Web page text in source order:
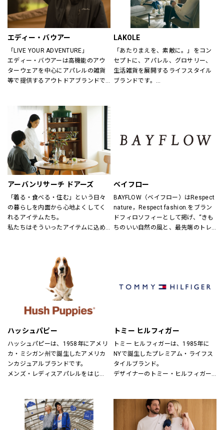
エディー・バウアー
「LIVE YOUR ADVENTURE」
エディー・バウアーは高機能のアウ
ターウェアを中心にアパレルの雑貨
等で提供するアウトドアブランドで
ウアーは人々が「冒険を生きる」こ
とにインスピレーションを与え続け
てきました。
アウトドア・ライフスタルウェア等
の幅広いアイテムをメンズ・ウィメ
ンズ・ユニセックスにて展開してお
ります。
LAKOLE
「あたりまえを、素敵に。」をコン
セプトに、アパレル、グロサリー、
生活雑貨を展開するライフスタイル
ブランドです。
アーバンリサーチ ドアーズ
「着る・食べる・住む」という日々
の暮らしを内面から心地よくしてく
れるアイテムたち。
私たちはそういったアイテムに込め
「新しい価値観へのドア」を開く案
内役として、日々の暮らしの中で大
切なものを一緒に見つけていきたい
と考えています。
あなたらしいスタイル、あなたにと
ってのベーシックを、DOORSへ探し
ベイフロー
BAYFLOW（ベイフロー）はRespect
nature，Respect fashion.をブラン
ドフィロソフィーとして掲げ、“きも
ちのいい自然の風と、最先端のトレ
ハッシュパピー
ハッシュパピーは、1958年にアメリ
カ・ミシガン州で誕生したアメリカ
ンカジュアルブランドです。
メンズ・レディスアパレルをはじ
定期的にお得なキャンペーンも開
催！皆様のご来店を心よりお待ちし
ております！
トミー ヒルフィガー
トミー ヒルフィガーは、1985年に
NYで誕生したプレミアム・ライフス
タイルブランド。
デザイナーのトミー・ヒルフィガー
にモダンなツイストを加えた、遊び
心と上品さが特徴です。